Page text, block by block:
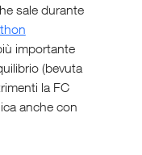
sale durante
importante
(bevuta
la FC
anche con